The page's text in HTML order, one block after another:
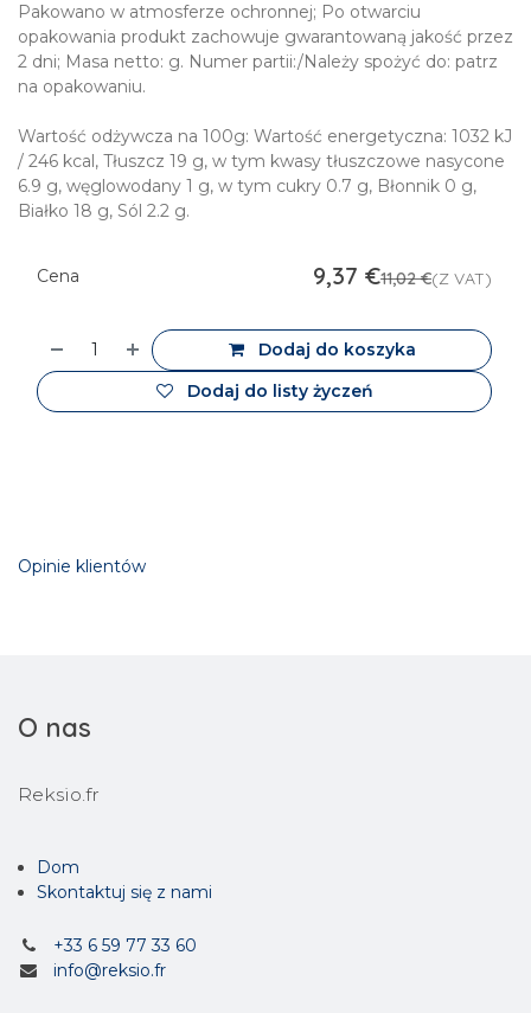
Pakowano w atmosferze ochronnej; Po otwarciu
opakowania produkt zachowuje gwarantowaną jakość przez
2 dni; Masa netto: g. Numer partii:/Należy spożyć do: patrz
na opakowaniu.
Wartość odżywcza na 100g: Wartość energetyczna: 1032 kJ
/ 246 kcal, Tłuszcz 19 g, w tym kwasy tłuszczowe nasycone
6.9 g, węglowodany 1 g, w tym cukry 0.7 g, Błonnik 0 g,
Białko 18 g, Sól 2.2 g.
Dodaj do koszyka
Dodaj do listy życzeń
Cena 9,37 €11,02€(Z VAT)
Opinie klientów
O nas
Reksio.fr
Dom
Skontaktuj się z nami
+33 6 59 77 33 60
info@reksio.fr